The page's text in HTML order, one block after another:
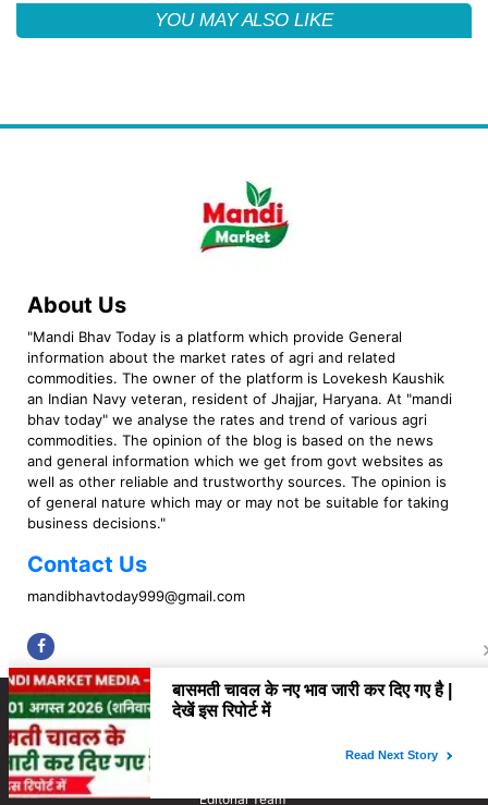
YOU MAY ALSO LIKE
About Us
"Mandi Bhav Today is a platform which provide General
information about the market rates of agri and related
commodities. The owner of the platform is Lovekesh Kaushik
an Indian Navy veteran, resident of Jhajjar, Haryana. At "mandi
bhav today" we analyse the rates and trend of various agri
commodities. The opinion of the blog is based on the news
and general information which we get from govt websites as
well as other reliable and trustworthy sources. The opinion is
of general nature which may or may not be suitable for taking
business decisions."
Contact Us
mandibhavtoday999@gmail.com
Copyright © 2023 Mandi Bhav Today. All rights Reserved. Powered by TIMES
INTERNET (GETM360).
About Us
Disclaimer
Fact Checking Policy
Editorial Team